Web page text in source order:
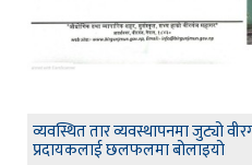
व्यवस्थित तार व्यवस्थापनमा जुट्यो
प्रदायकलाई छलफलमा बोलाइयो